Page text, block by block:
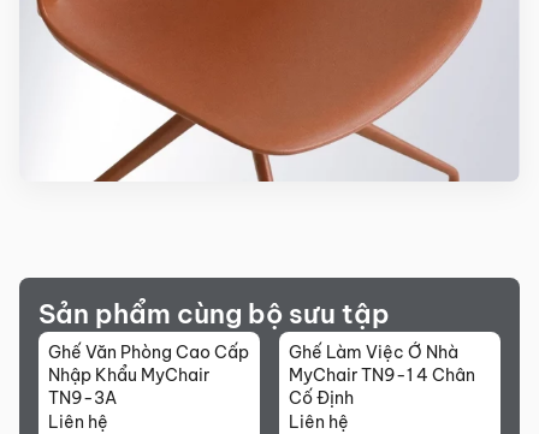
Sản phẩm cùng bộ sưu tập
Ghế Văn Phòng Cao Cấp
Nhập Khẩu MyChair
TN9-3A
Liên hệ
Ghế Làm Việc Ở Nhà
MyChair TN9-1 4 Chân
Cố Định
Liên hệ